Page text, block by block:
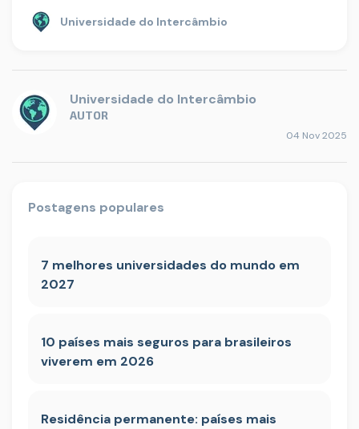
Universidade do Intercâmbio
Universidade do Intercâmbio
AUTOR
04 Nov 2025
Postagens populares
7 melhores universidades do mundo em
2027
10 países mais seguros para brasileiros
viverem em 2026
Residência permanente: países mais